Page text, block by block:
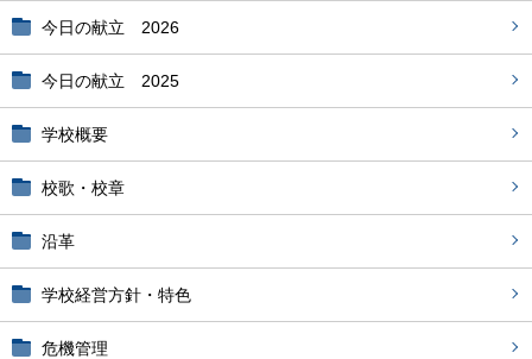
今日の献立 2026
今日の献立 2025
学校概要
校歌・校章
沿革
学校経営方針・特色
危機管理